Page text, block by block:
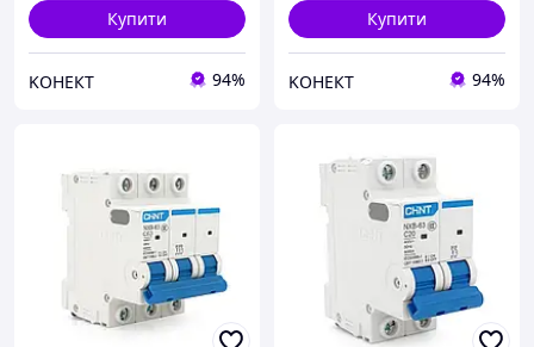
Купити
KОНЕКТ 94%
Купити
KОНЕКТ 94%